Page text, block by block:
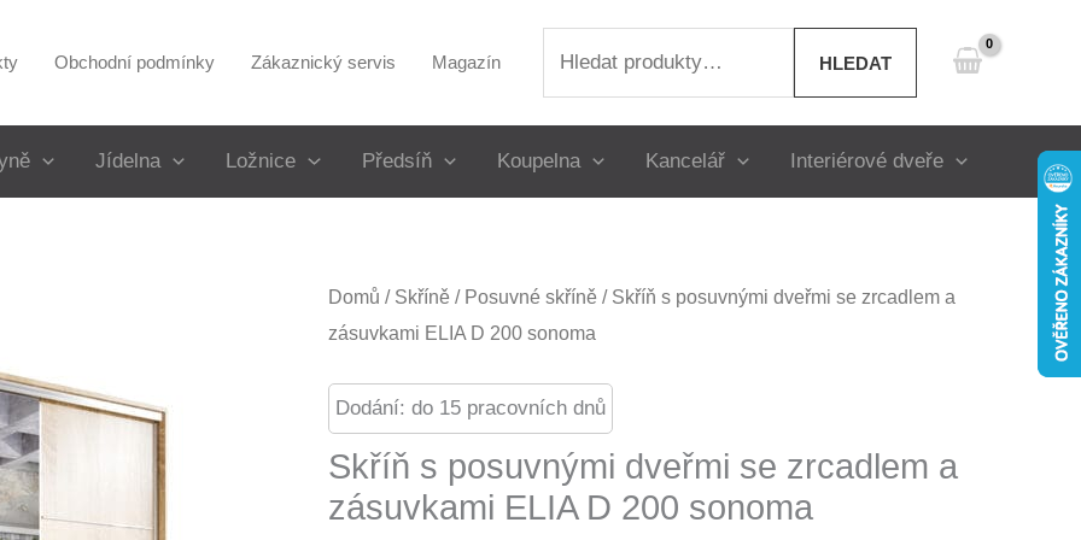
Obchodní podmínky Zákaznický servis Magazín HLEDAT
Jídelna Ložnice Předsíň Koupelna Kancelář Interiérové dveře
Domů / Skříně / Posuvné skříně / Skříň s posuvnými dveřmi se zrcadlem a
zásuvkami ELIA D 200 sonoma
Dodání: do 15 pracovních dnů
Skříň s posuvnými dveřmi se zrcadlem a
zásuvkami ELIA D 200 sonoma